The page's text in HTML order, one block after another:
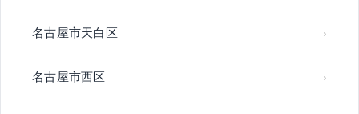
名古屋市天白区
名古屋市西区